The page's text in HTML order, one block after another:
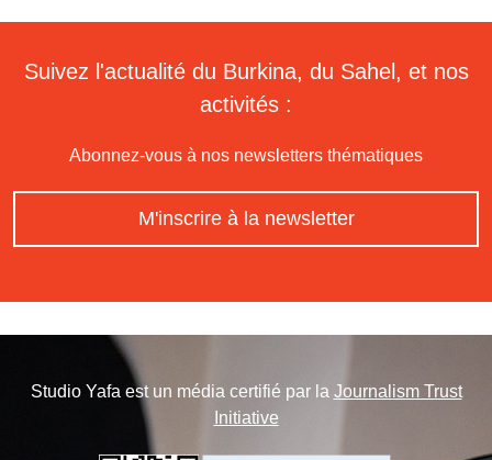
Suivez l'actualité du Burkina, du Sahel, et nos
activités :
Abonnez-vous à nos newsletters thématiques
M'inscrire à la newsletter
Studio Yafa est un média certifié par la Journalism Trust
Initiative